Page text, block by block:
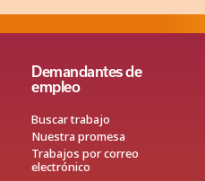
Demandantes de
empleo
Buscar trabajo
Nuestra promesa
Trabajos por correo
electrónico